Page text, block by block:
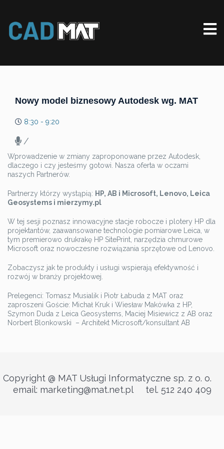
Nowy model biznesowy Autodesk wg. MAT
8:30 - 9:20
/
Wprowadzenie w zmiany zaproponowane przez Autodesk,
dlaczego i czy jesteśmy gotowi. Nasza oferta w oczami
naszych Partnerów.
Partnerzy którzy wystąpią: HP, AB i Microsoft, Lenovo, Leica
Geosystems i mierzymy.pl
W tej sesji poznasz innowacyjne stacje robocze i plotery HP dla
projektantów, zaawansowane technologie pomiarowe Leica, w
tym premierowo drukrakę HP SitePrint, narzędzia chmurowe
Microsoft oraz nowoczesne rozwiązania sprzętowe od Lenovo.
Zobaczysz jak te produkty i usługi wspierają efektywność i
rozwój w branży projektowej.
Prelegenci: Tomasz Musialik i Piotr Łabuda z MAT oraz
zaproszeni Goście: Michał Kruk i Wiesław Makówka z HP,
Szymon Duda z Leica Geosystems, Maciej Misiewicz z AB oraz
Norbert Blonkowski – Architekt Microsoft/konsultant AB
Copyright @ MAT Usługi Informatyczne sp. z o. o.
email: marketing@mat.net.pl tel. 512 240 409